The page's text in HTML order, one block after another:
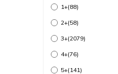
Ana və Uşaq
Hovuz məhsulları
Uşaq əyləncə
məhsulları
Digər oyuncaqlar
1+(88)
2+(58)
3+(2079)
4+(76)
5+(141)